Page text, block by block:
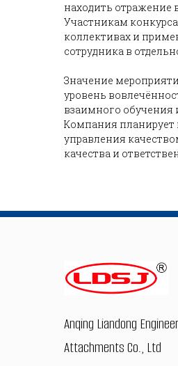
находить отражение
Участникам
коллективах и
сотрудника в
Значение
уровень
взаимного обучения
Компания планирует
управления
качества и
Anqing Liandong
Attachments Co., Ltd